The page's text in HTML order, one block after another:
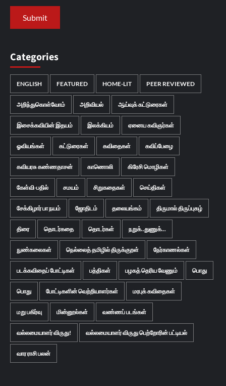
Categories
ENGLISH FEATURED HOME-LIT PEER REVIEWED
அறிந்துகொள்வோம் அறிவியல் ஆய்வுக் கட்டுரைகள்
இசைக்கவியின் இதயம் இலக்கியம் ஏனைய கவிஞர்கள்
ஓவியங்கள் கட்டுரைகள் கவிதைகள் கவிப்பேழை
கவியரசு கண்ணதாசன் காணொலி கிரேசி மொழிகள்
கேள்வி-பதில் சமயம் சிறுகதைகள் செய்திகள்
சேக்கிழார் பா நயம் ஜோதிடம் தலையங்கம் திருமால் திருப்புகழ்
திரை தொடர்கதை தொடர்கள் நறுக்..துணுக்...
நுண்கலைகள் நெல்லைத் தமிழில் திருக்குறள் நேர்காணல்கள்
படக்கவிதைப் போட்டிகள் பத்திகள் பழகத் தெரிய வேணும் பொது
பொது போட்டிகளின் வெற்றியாளர்கள் மரபுக் கவிதைகள்
மறு பகிர்வு மின்னூல்கள் வண்ணப் படங்கள்
வல்லமையாளர் விருது! வல்லமையாளர் விருது பெற்றோரின் பட்டியல்
வார ராசி பலன்